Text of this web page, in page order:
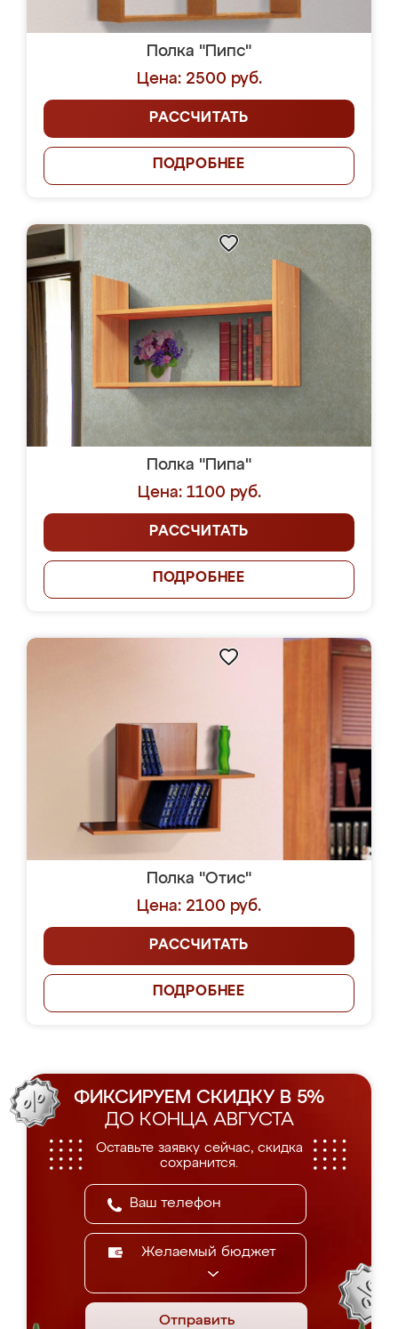
Полка "Пипс"
Цена: 2500 руб.
РАССЧИТАТЬ
ПОДРОБНЕЕ
Полка "Пипа"
Цена: 1100 руб.
РАССЧИТАТЬ
ПОДРОБНЕЕ
Полка "Отис"
Цена: 2100 руб.
РАССЧИТАТЬ
ПОДРОБНЕЕ
ФИКСИРУЕМ СКИДКУ В 5%
ДО КОНЦА АВГУСТА
Оставьте заявку сейчас, скидка
сохранится.
Желаемый бюджет
Отправить